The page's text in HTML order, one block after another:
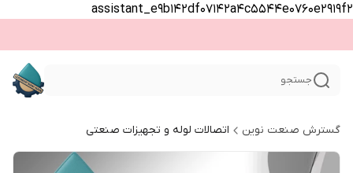
assistant_e9b142df07142a4c5544e0760e2919f2
جستجو
گسترش صنعت نوین اتصالات لوله و تجهیزات صنعتی